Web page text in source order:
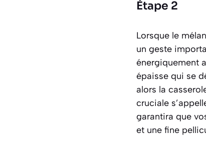
Étape 2
Lorsque le
un geste
énergiquement
épaisse qui se
alors la
cruciale
garantira que
et une fine